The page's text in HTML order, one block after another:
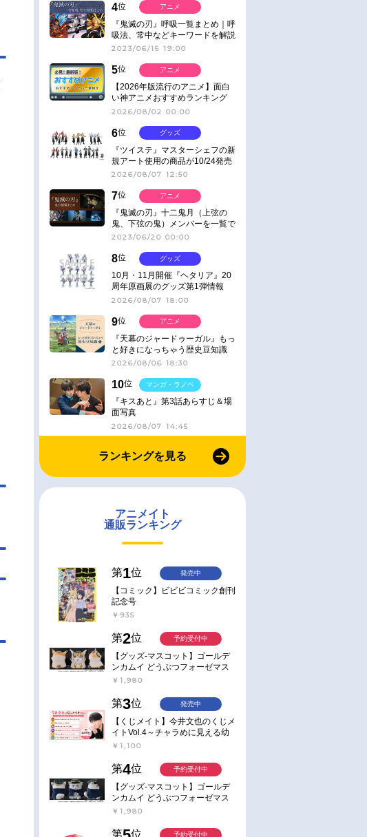
4位
『鬼滅の刃』呼吸一覧まとめ｜呼
吸法、常中などキーワードを解説
2023/06/15 19:00
アニメ
5位
【2026年版流行のアニメ】面白
い神アニメおすすめランキング
【名作・話題作】｜ジャンル別人
2026/08/02 00:00
アニメ
6位
『ツイステ』マスターシェフの新
規アート使用の商品が10/24発売
2026/08/07 12:50
グッズ
7位
『鬼滅の刃』十二鬼月（上弦の
鬼、下弦の鬼）メンバーを一覧で
紹介＆解説（登場鬼の情報まと
2023/06/20 00:00
アニメ
8位
10月・11月開催『ヘタリア』20
周年原画展のグッズ第1弾情報
2026/08/07 18:00
グッズ
9位
『天幕のジャードゥーガル』もっ
と好きになっちゃう歴史豆知識
2026/08/06 18:30
アニメ
10位
『キスあと』第3話あらすじ＆場
面写真
2026/08/07 14:45
マンガ・ラノベ
ランキングを見る
アニメイト
通販ランキング
第1位
【コミック】ビビビコミック創刊
記念号
￥935
発売中
第2位
【グッズ-マスコット】ゴールデ
ンカムイ どうぶつフォーゼマス
コット 4.尾形百之助【再販】
￥1,980
予約受付中
第3位
【くじメイト】今井文也のくじメ
イトVol.4～チャラめに見える幼
馴染、実は一途で独占欲が強いん
￥1,100
発売中
第4位
【グッズ-マスコット】ゴールデ
ンカムイ どうぶつフォーゼマス
コット 5.月島軍曹【再販】
￥1,980
予約受付中
第 位 予約受付中